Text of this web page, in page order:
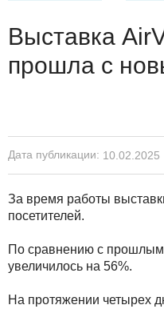
Выставка
прошла с
Дата публикации: 10.02.2025
За время работы
посетителей.
По сравнению с прошлым
увеличилось на 56%.
На протяжении четырех